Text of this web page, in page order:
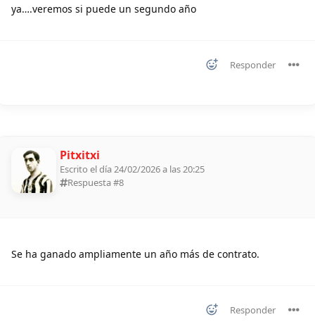
ya….veremos si puede un segundo año
Responder
Pitxitxi
Escrito el día 24/02/2026 a las 20:25
Respuesta #8
Se ha ganado ampliamente un año más de contrato.
Responder